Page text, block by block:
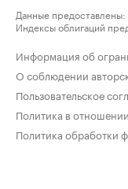
Данные предоставлены:
Индексы облигаций
Информация об
О соблюдении
Пользовательское
Политика в
Политика обработки